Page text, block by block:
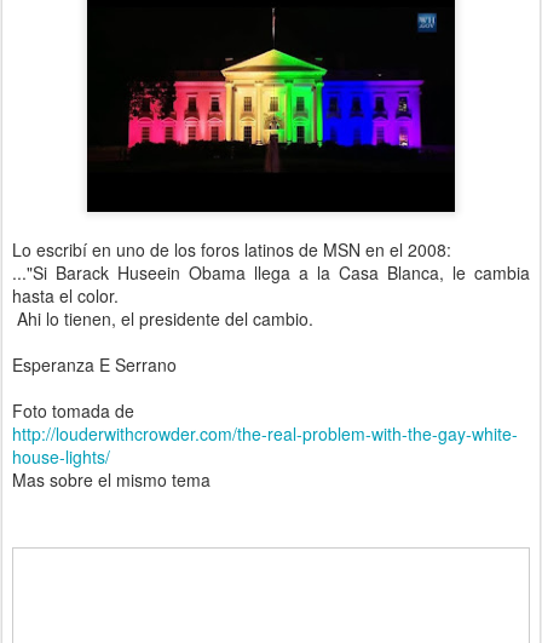
Lo escribí en uno de los foros latinos de MSN en el 2008:
..."Si Barack Huseein Obama llega a la Casa Blanca, le cambia
hasta el color.
Ahi lo tienen, el presidente del cambio.
Esperanza E Serrano
Foto tomada de
http://louderwithcrowder.com/the-real-problem-with-the-gay-white-
house-lights/
Mas sobre el mismo tema